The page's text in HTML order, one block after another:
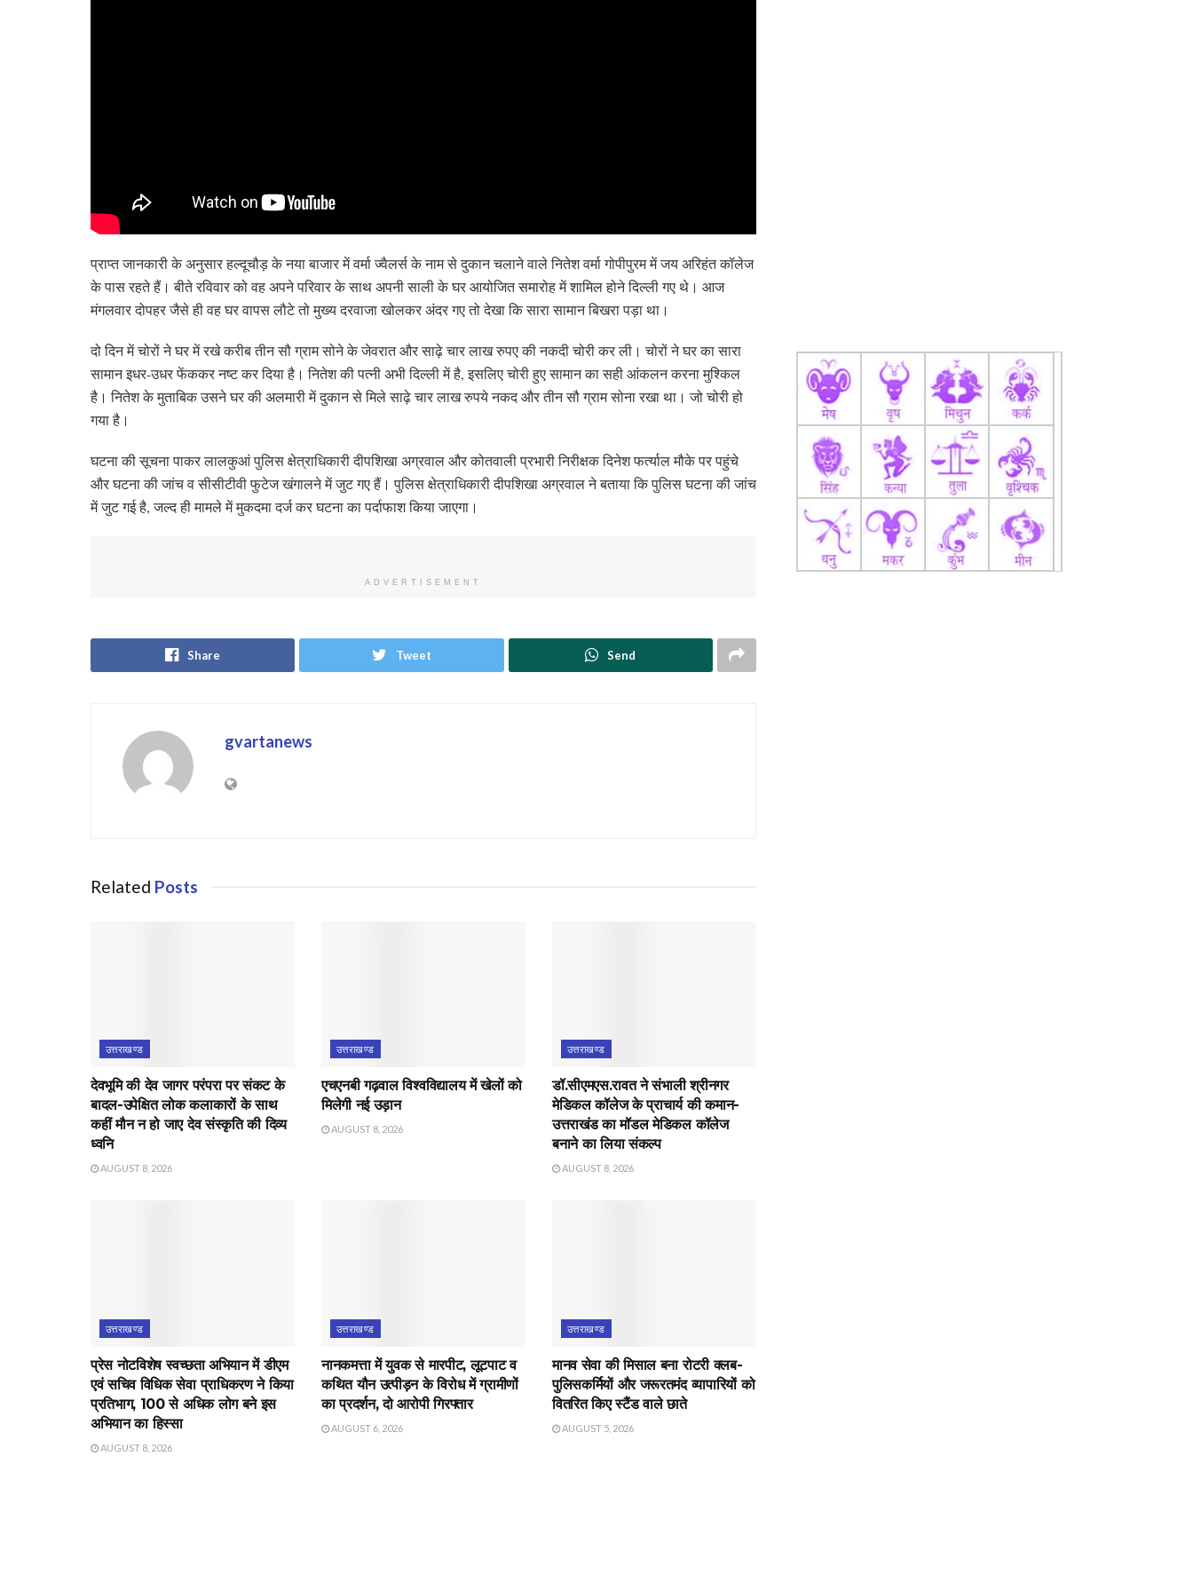
प्राप्त जानकारी के अनुसार हल्दूचौड़ के नया बाजार में वर्मा ज्वैलर्स के नाम से दुकान चलाने वाले नितेश वर्मा गोपीपुरम में जय अरिहंत कॉलेज
के पास रहते हैं। बीते रविवार को वह अपने परिवार के साथ अपनी साली के घर आयोजित समारोह में शामिल होने दिल्ली गए थे। आज
मंगलवार दोपहर जैसे ही वह घर वापस लौटे तो मुख्य दरवाजा खोलकर अंदर गए तो देखा कि सारा सामान बिखरा पड़ा था।
दो दिन में चोरों ने घर में रखे करीब तीन सौ ग्राम सोने के जेवरात और साढ़े चार लाख रुपए की नकदी चोरी कर ली। चोरों ने घर का सारा
सामान इधर-उधर फेंककर नष्ट कर दिया है। नितेश की पत्नी अभी दिल्ली में है, इसलिए चोरी हुए सामान का सही आंकलन करना मुश्किल
है। नितेश के मुताबिक उसने घर की अलमारी में दुकान से मिले साढ़े चार लाख रुपये नकद और तीन सौ ग्राम सोना रखा था। जो चोरी हो
गया है।
घटना की सूचना पाकर लालकुआं पुलिस क्षेत्राधिकारी दीपशिखा अग्रवाल और कोतवाली प्रभारी निरीक्षक दिनेश फर्त्याल मौके पर पहुंचे
और घटना की जांच व सीसीटीवी फुटेज खंगालने में जुट गए हैं। पुलिस क्षेत्राधिकारी दीपशिखा अग्रवाल ने बताया कि पुलिस घटना की जांच
में जुट गई है, जल्द ही मामले में मुकदमा दर्ज कर घटना का पर्दाफाश किया जाएगा।
ADVERTISEMENT
Share Tweet Send
gvartanews
Related Posts
उत्तराखण्ड
देवभूमि की देव जागर परंपरा पर संकट के
बादल-उपेक्षित लोक कलाकारों के साथ
कहीं मौन न हो जाए देव संस्कृति की दिव्य
ध्वनि
AUGUST 8, 2026
उत्तराखण्ड
एचएनबी गढ़वाल विश्वविद्यालय में खेलों को
मिलेगी नई उड़ान
AUGUST 8, 2026
उत्तराखण्ड
डॉ.सीएमएस.रावत ने संभाली श्रीनगर
मेडिकल कॉलेज के प्राचार्य की कमान-
उत्तराखंड का मॉडल मेडिकल कॉलेज
बनाने का लिया संकल्प
AUGUST 8, 2026
उत्तराखण्ड
प्रेस नोटविशेष स्वच्छता अभियान में डीएम
एवं सचिव विधिक सेवा प्राधिकरण ने किया
प्रतिभाग, 100 से अधिक लोग बने इस
अभियान का हिस्सा
AUGUST 8, 2026
उत्तराखण्ड
नानकमत्ता में युवक से मारपीट, लूटपाट व
कथित यौन उत्पीड़न के विरोध में ग्रामीणों
का प्रदर्शन, दो आरोपी गिरफ्तार
AUGUST 6, 2026
उत्तराखण्ड
मानव सेवा की मिसाल बना रोटरी क्लब-
पुलिसकर्मियों और जरूरतमंद व्यापारियों को
वितरित किए स्टैंड वाले छाते
AUGUST 5, 2026